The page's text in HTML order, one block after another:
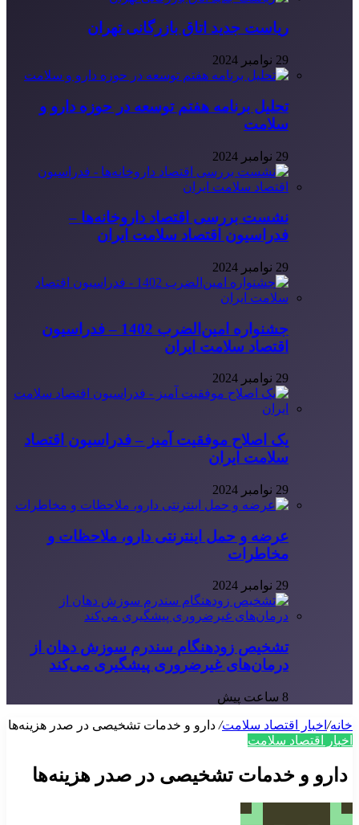
ریاست جدید اتاق بازرگانی تهران
29 نوامبر 2024
تحلیل برنامه هفتم توسعه در حوزه دارو و
سلامت
29 نوامبر 2024
نشست بررسی اقتصاد داروخانه‌ها –
فدراسیون اقتصاد سلامت ایران
29 نوامبر 2024
جشنواره امین‌الضرب 1402 – فدراسیون
اقتصاد سلامت ایران
29 نوامبر 2024
یک اصلاح موفقیت آمیز – فدراسیون اقتصاد
سلامت ایران
29 نوامبر 2024
عرضه و حمل اینترنتی دارو، ملاحظات و
مخاطرات
29 نوامبر 2024
تشخیص زودهنگام سندرم سوزش دهان از
درمان‌های غیرضروری پیشگیری می‌کند
8 ساعت پیش
خانه/ اخبار اقتصاد سلامت/ دارو و خدمات تشخیصی در صدر هزینه‌ها
اخبار اقتصاد سلامت
دارو و خدمات تشخیصی در صدر هزینه‌ها